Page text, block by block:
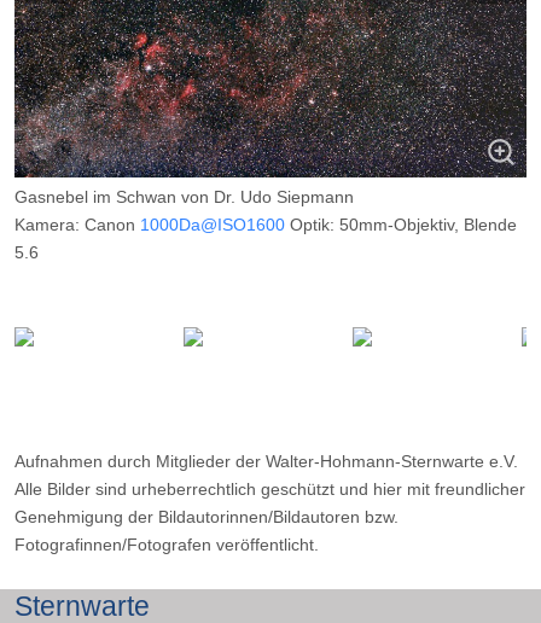
Gasnebel im Schwan von Dr. Udo Siepmann
Kamera: Canon 1000Da@ISO1600 Optik: 50mm-Objektiv, Blende
5.6
Ort: Mülheim (Ruhr)
Aufnahmen durch Mitglieder der Walter-Hohmann-Sternwarte e.V.
Alle Bilder sind urheberrechtlich geschützt und hier mit freundlicher
Genehmigung der Bildautorinnen/Bildautoren bzw.
Fotografinnen/Fotografen veröffentlicht.
Sternwarte